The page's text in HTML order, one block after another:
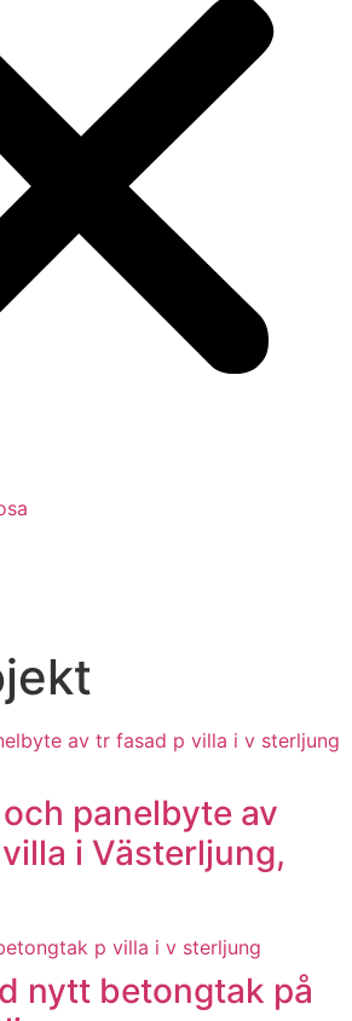
panelbyte av
i Västerljung,
nytt betongtak på